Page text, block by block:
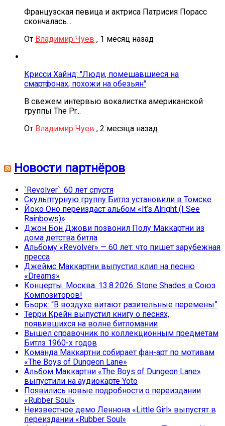
Французская певица и актриса Патрисия Порасс
скончалась...
От Владимир Чуев , 1 месяц назад
Крисси Хайнд: "Люди, помешавшиеся на
смартфонах, похожи на обезьян"
В свежем интервью вокалистка американской
группы The Pr...
От Владимир Чуев , 2 месяца назад
Новости партнёров
`Revolver`: 60 лет спустя
Скульптурную группу Битлз установили в Томске
Йоко Оно переиздаст альбом «It’s Alright (I See
Rainbows)»
Джон Бон Джови позвонил Полу Маккартни из
дома детства битла
Альбому «Revolver» — 60 лет: что пишет зарубежная
пресса
Джеймс Маккартни выпустил клип на песню
«Dreams»
Концерты. Москва. 13.8.2026. Stone Shades в Союз
Композиторов!
Бьорк: “В воздухе витают разительные перемены”
Терри Крейн выпустил книгу о песнях,
появившихся на волне битломании
Вышел справочник по коллекционным предметам
Битлз 1960-х годов
Команда Маккартни собирает фан-арт по мотивам
«The Boys of Dungeon Lane»
Альбом Маккартни «The Boys of Dungeon Lane»
выпустили на аудиокарте Yoto
Появились новые подробности о переиздании
«Rubber Soul»
Неизвестное демо Леннона «Little Girl» выпустят в
переиздании «Rubber Soul»